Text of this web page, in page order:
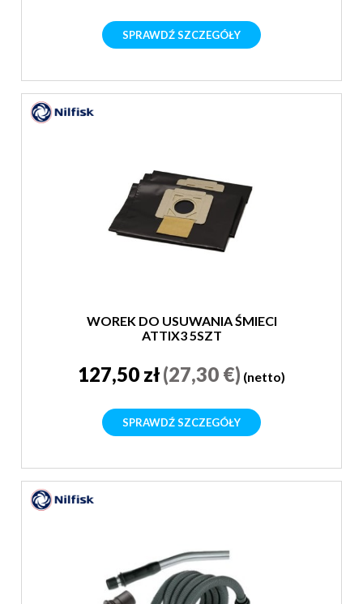
SPRAWDŹ SZCZEGÓŁY
WOREK DO USUWANIA ŚMIECI
ATTIX3 5SZT
127,50 zł(27,30 €) (netto)
SPRAWDŹ SZCZEGÓŁY